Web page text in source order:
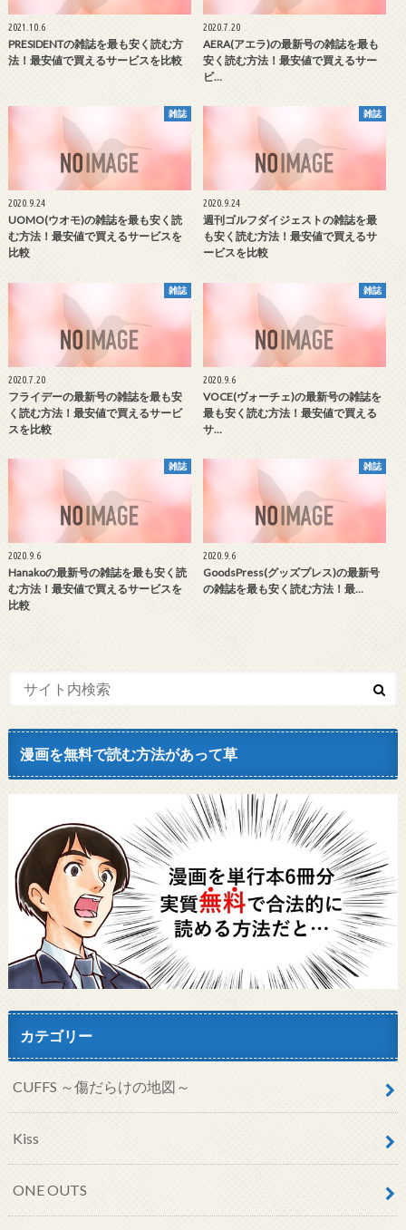
2021.10.6
PRESIDENTの雑誌を最も安く読む方
法！最安値で買えるサービスを比較
2020.7.20
AERA(アエラ)の最新号の雑誌を最も
安く読む方法！最安値で買えるサー
ビ…
雑誌
2020.9.24
UOMO(ウオモ)の雑誌を最も安く読
む方法！最安値で買えるサービスを
比較
雑誌
2020.9.24
週刊ゴルフダイジェストの雑誌を最
も安く読む方法！最安値で買えるサ
ービスを比較
雑誌
2020.7.20
フライデーの最新号の雑誌を最も安
く読む方法！最安値で買えるサービ
スを比較
雑誌
2020.9.6
VOCE(ヴォーチェ)の最新号の雑誌を
最も安く読む方法！最安値で買える
サ…
雑誌
2020.9.6
Hanakoの最新号の雑誌を最も安く読
む方法！最安値で買えるサービスを
比較
雑誌
2020.9.6
GoodsPress(グッズプレス)の最新号
の雑誌を最も安く読む方法！最…
漫画を無料で読む方法があって草
カテゴリー
CUFFS ～傷だらけの地図～
Kiss
ONE OUTS